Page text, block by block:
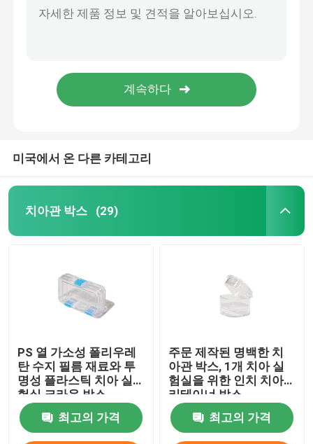
치아 얼라이너 추리
직교 벽개면이 있는 연결선 제휴
치아 입 오프너
치과 인상 트레이
치아 마멸 장비
틀니 세정 브러시
미국에서 온 다른 카테고리
치아관 박스 (29)
PS 열 가소성 폴리우레
탄 수지 필름 재료와 투
명성 플라스틱 치아 실
험실 크라운 박스
최고의 가격
주문 제작된 명백한 치
아관 박스, 1개 치아 실
험실을 위한 인치 치아
리테이너 박스
최고의 가격